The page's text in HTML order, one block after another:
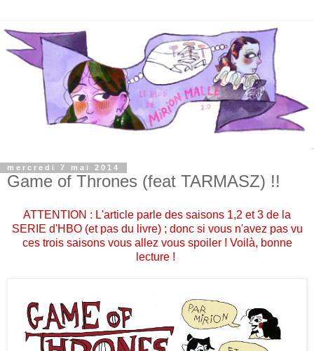
mercredi 7 mai 2014
Game of Thrones (feat TARMASZ) !!
ATTENTION : L'article parle des saisons 1,2 et 3 de la
SERIE d'HBO (et pas du livre) ; donc si vous n'avez pas vu
ces trois saisons vous allez vous spoiler ! Voilà, bonne
lecture !